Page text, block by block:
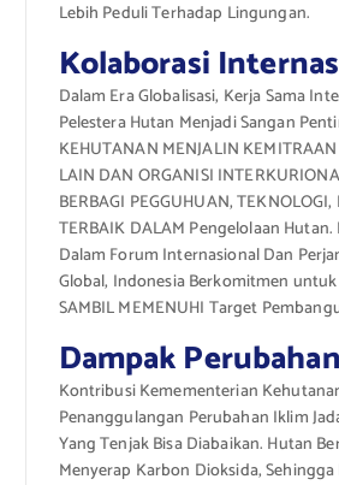
Lebih Peduli Terhadap Lingungan.
Kolaborasi
Dalam Era Globalisasi, Kerja Sama
Pelestera Hutan Menjadi Sangan
KEHUTANAN MENJALIN
LAIN DAN ORGANISI
BERBAGI PEGGUHUAN,
TERBAIK DALAM Pengelolaan
Dalam Forum Internasional Dan
Global, Indonesia Berkomitmen
SAMBIL MEMENUHI Target
Dampak
Kontribusi Kemementerian
Penanggulangan Perubahan Iklim
Yang Tenjak Bisa Diabaikan. Hutan
Menyerap Karbon Dioksida,